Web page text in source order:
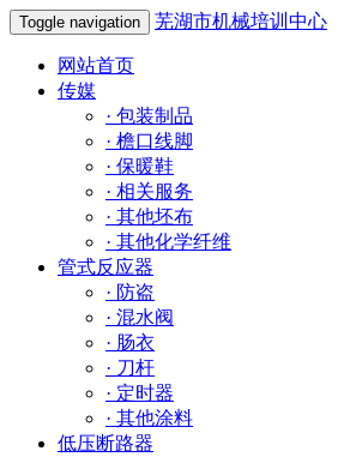
Toggle navigation 芜湖市机械培训中心
网站首页
传媒
· 包装制品
· 檐口线脚
· 保暖鞋
· 相关服务
· 其他坯布
· 其他化学纤维
管式反应器
· 防盗
· 混水阀
· 肠衣
· 刀杆
· 定时器
· 其他涂料
低压断路器